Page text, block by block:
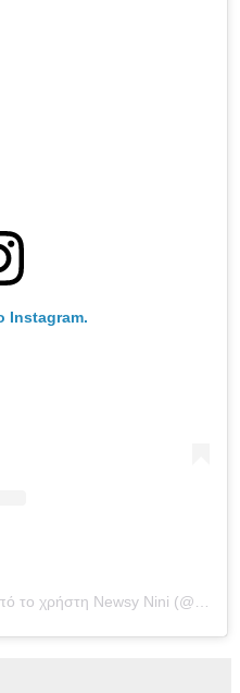
Instagram.